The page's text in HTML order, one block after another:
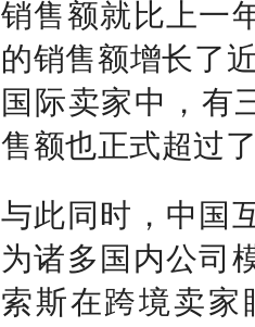
销售额就比上一
的销售额增长了
国际卖家中，有
售额也正式超过
与此同时，中国
为诸多国内公司
索斯在跨境卖